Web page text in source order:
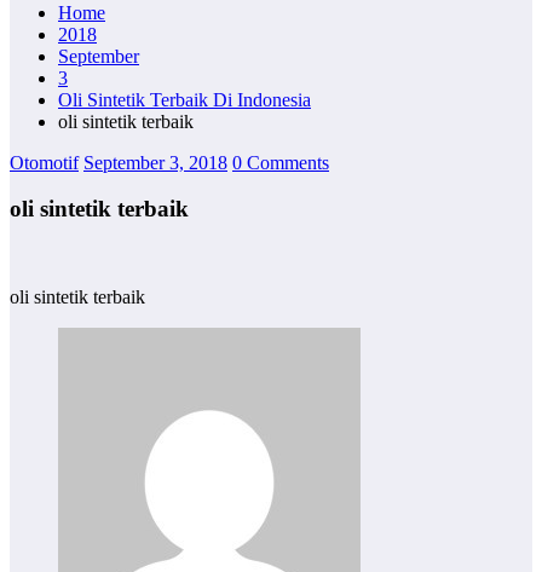
Home
2018
September
3
Oli Sintetik Terbaik Di Indonesia
oli sintetik terbaik
Otomotif September 3, 2018 0 Comments
oli sintetik terbaik
oli sintetik terbaik